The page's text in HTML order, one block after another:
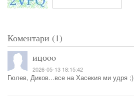
Коментари (1)
ицоoo
2026-05-13 18:15:42
Гюлев, Диков...все на Хасекия ми удря ;)